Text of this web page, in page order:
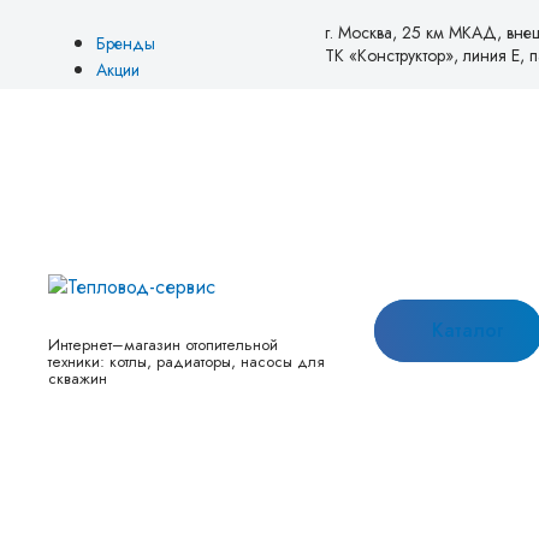
Бренды
Акции
Контакты
г. Москва, 25 км МКАД,
ТК «Конструктор», линия Е,
Интернет–магазин отопительной
техники: котлы, радиаторы, насосы для
скважин
Каталог